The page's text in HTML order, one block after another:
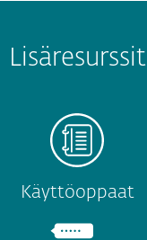
Lisäresurssit
Käyttöoppaat